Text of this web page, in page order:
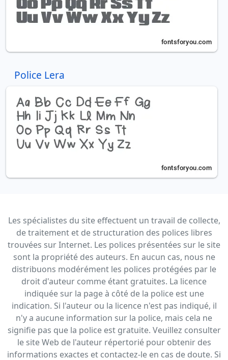
Police Lera
Les spécialistes du site effectuent un travail de collecte,
de traitement et de structuration des polices libres
trouvées sur Internet. Les polices présentées sur le site
sont la propriété des auteurs. En aucun cas, nous ne
distribuons modérément les polices protégées par le
droit d'auteur comme étant gratuites. La licence
indiquée sur la page à côté de la police est une
indication. Si l'auteur ou la licence n'est pas indiqué, il
n'y a aucune information sur la police, mais cela ne
signifie pas que la police est gratuite. Veuillez consulter
le site Web de l'auteur répertorié pour obtenir des
informations exactes et contactez-le en cas de doute. Si